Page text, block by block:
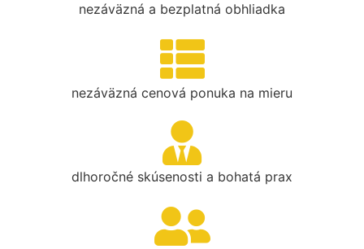
nezáväzná a bezplatná obhliadka
nezáväzná cenová ponuka na mieru
dlhoročné skúsenosti a bohatá prax